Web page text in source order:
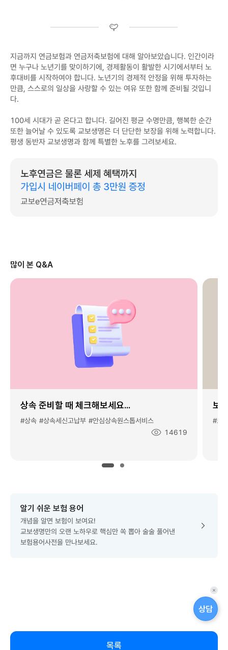
지금까지 연금보험과 연금저축보험에 대해 알아보았습니다. 인간이라
면 누구나 노년기를 맞이하기에, 경제활동이 활발한 시기에서부터 노
후대비를 시작하여야 합니다. 노년기의 경제적 안정을 위해 투자하는
만큼, 스스로의 일상을 사랑할 수 있는 여유 또한 함께 준비될 것입니
다.
100세 시대가 곧 온다고 합니다. 길어진 평균 수명만큼, 행복한 순간
또한 늘어날 수 있도록 교보생명은 더 단단한 보장을 위해 노력합니다.
평생 동반자 교보생명과 함께 특별한 노후를 그려보세요.
많이 본 Q&A
상속 준비할 때 체크해보세요...
#상속 #상속세신고납부 #안심상속원스톱서비스
조
14619
보
#보
알기 쉬운 보험 용어
개념을 알면 보험이 보여요!
교보생명만의 오랜 노하우로 핵심만 쏙 뽑아 술술 풀어낸
보험용어사전을 만나보세요.
목록
상담
퀵
메
뉴
기